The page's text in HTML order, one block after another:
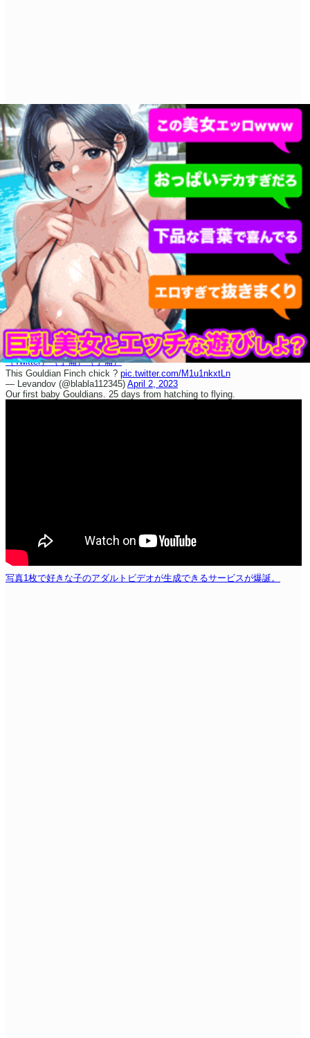
（Twitter）（予備）（予備）
This Gouldian Finch chick ? pic.twitter.com/M1u1nkxtLn
— Levandov (@blabla112345) April 2, 2023
Our first baby Gouldians. 25 days from hatching to flying.
写真1枚で好きな子のアダルトビデオが生成できるサービスが爆誕。